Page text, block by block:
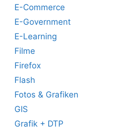
E-Commerce
E-Government
E-Learning
Filme
Firefox
Flash
Fotos & Grafiken
GIS
Grafik + DTP